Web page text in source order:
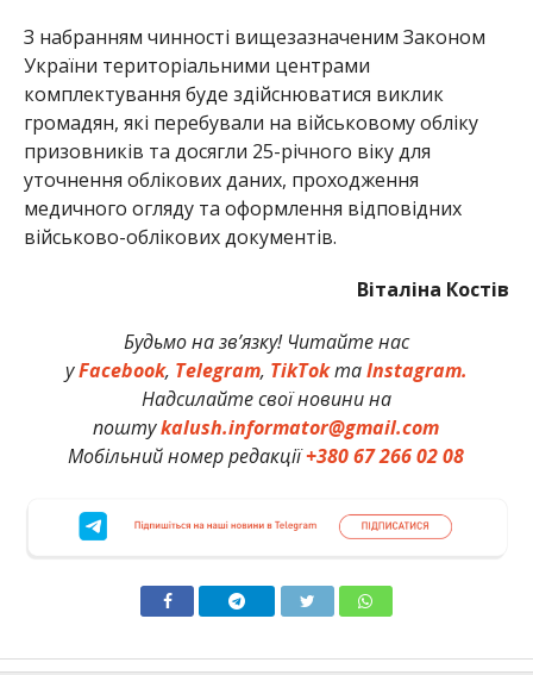
З набранням чинності вищезазначеним Законом
України територіальними центрами
комплектування буде здійснюватися виклик
громадян, які перебували на військовому обліку
призовників та досягли 25-річного віку для
уточнення облікових даних, проходження
медичного огляду та оформлення відповідних
військово-облікових документів.
Віталіна Костів
Будьмо на зв’язку! Читайте нас
уFacebook, Telegram, TikTokтаInstagram.
Надсилайте свої новини на
поштуkalush.informator@gmail.com
Мобільний номер редакції+380 67 266 02 08